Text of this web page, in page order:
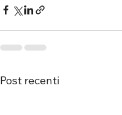
Post recenti